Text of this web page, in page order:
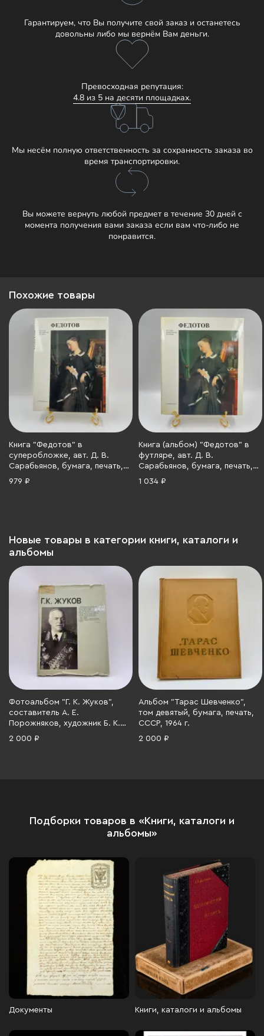
Гарантируем, что Вы получите свой заказ и останетесь
довольны либо мы вернём Вам деньги.
Превосходная репутация:
4.8 из 5 на десяти площадках.
Мы несём полную ответственность за сохранность заказа во
время транспортировки.
Вы можете вернуть любой предмет в течение 30 дней с
момента получения вами заказа если вам что-либо не
понравится.
Похожие товары
Книга "Федотов" в
суперобложке, авт. Д. В.
Сарабьянов, бумага, печать,
Издательство «Художник
979 ₽
Книга (альбом) "Федотов" в
футляре, авт. Д. В.
Сарабьянов, бумага, печать,
Издательство «Художник
1 034 ₽
Новые товары в категории книги, каталоги и
альбомы
Фотоальбом "Г. К. Жуков",
составитель А. Е.
Порожняков, художник Б. К.
Ушацкий, Издательство
2 000 ₽
Альбом "Тарас Шевченко",
том девятый, бумага, печать,
СССР, 1964 г.
2 000 ₽
Подборки товаров в «Книги, каталоги и
альбомы»
Документы Книги, каталоги и альбомы